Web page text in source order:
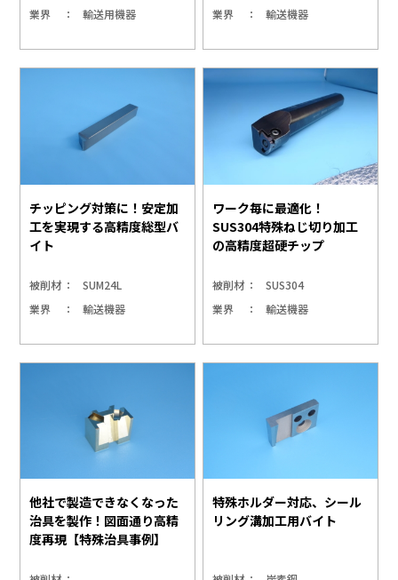
業界
輸送用機器
業界
輸送機器
チッピング対策に！安定加
工を実現する高精度総型バ
イト
被削材
SUM24L
業界
輸送機器
ワーク毎に最適化！
SUS304特殊ねじ切り加工
の高精度超硬チップ
被削材
SUS304
業界
輸送機器
他社で製造できなくなった
治具を製作！図面通り高精
度再現【特殊治具事例】
特殊ホルダー対応、シール
リング溝加工用バイト